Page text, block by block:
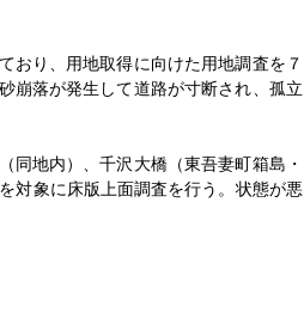
おり、用地取得に向けた用地調査を７
崩落が発生して道路が寸断され、孤立
同地内）、千沢大橋（東吾妻町箱島・
対象に床版上面調査を行う。状態が悪